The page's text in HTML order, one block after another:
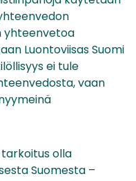
yhteenvetoa
Luontoviisas Suomi
ei tule
vaan
tarkoitus olla
Suomesta –